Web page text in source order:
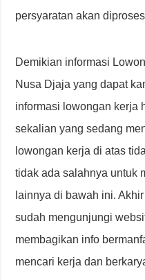
persyaratan akan
Demikian informasi
Nusa Djaja yang dapat
informasi lowongan kerja
sekalian yang sedang
lowongan kerja di atas
tidak ada salahnya untuk
lainnya di bawah ini.
sudah mengunjungi
membagikan info
mencari kerja dan